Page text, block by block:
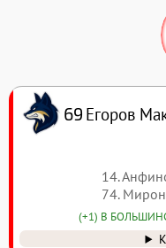
69 Егоров
14.
74.
(+1) В